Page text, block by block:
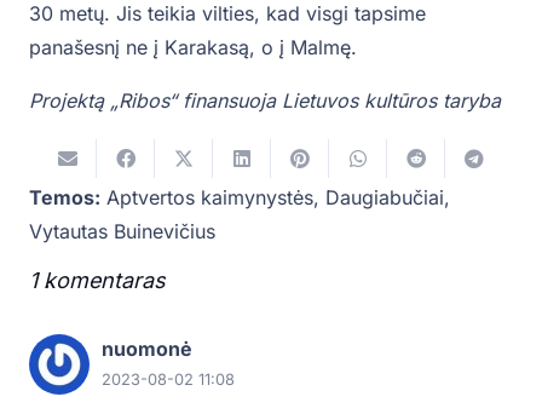
30 metų. Jis teikia vilties, kad visgi tapsime
panašesnį ne į Karakasą, o į Malmę.
Projektą „Ribos“ finansuoja Lietuvos kultūros taryba
Temos: Aptvertos kaimynystės, Daugiabučiai,
Vytautas Buinevičius
1komentaras
.
nuomonė
2023-08-02 11:08